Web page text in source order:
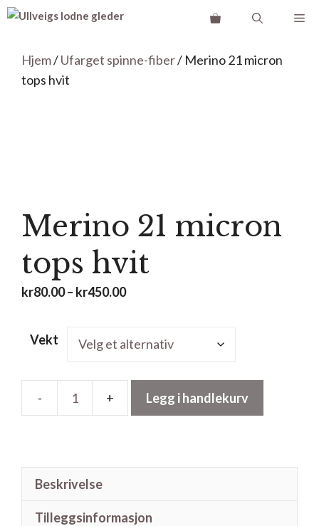
Hopp
Hjem/Ufarget spinne-fiber/ Merino 21 micron
tops hvit
Merino 21 micron
tops hvit
kr80.00– kr450.00Prisområde:
kr450.00
Vekt
Merino
tops
Legg i handlekurv
Beskrivelse
Tilleggsinformasjon